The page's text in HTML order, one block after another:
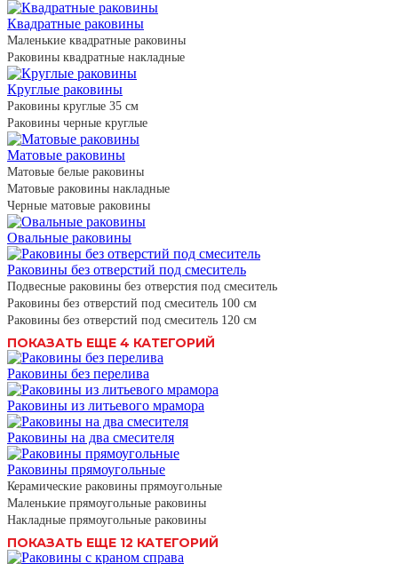
Квадратные раковины
Маленькие квадратные раковины
Раковины квадратные накладные
Круглые раковины
Раковины круглые 35 см
Раковины черные круглые
Матовые раковины
Матовые белые раковины
Матовые раковины накладные
Черные матовые раковины
Овальные раковины
Раковины без отверстий под смеситель
Подвесные раковины без отверстия под смеситель
Раковины без отверстий под смеситель 100 см
Раковины без отверстий под смеситель 120 см
ПОКАЗАТЬ ЕЩЕ 4 КАТЕГОРИЙ
Раковины без перелива
Раковины из литьевого мрамора
Раковины на два смесителя
Раковины прямоугольные
Керамические раковины прямоугольные
Маленькие прямоугольные раковины
Накладные прямоугольные раковины
ПОКАЗАТЬ ЕЩЕ 12 КАТЕГОРИЙ